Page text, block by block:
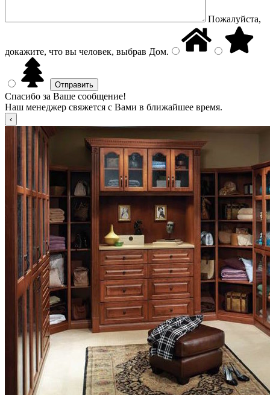
Пожалуйста,
докажите, что вы человек, выбрав Дом.
Спасибо за Ваше сообщение!
Наш менеджер свяжется с Вами в ближайшее время.